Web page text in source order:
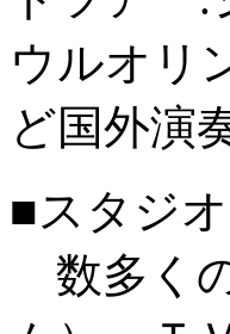
ウルオリ
ど国外演
■スタジ
数多く